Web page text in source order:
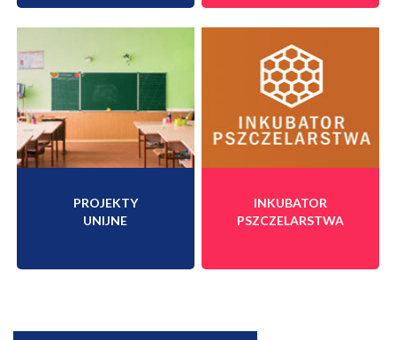
PROJEKTY
UNIJNE
INKUBATOR
PSZCZELARSTWA